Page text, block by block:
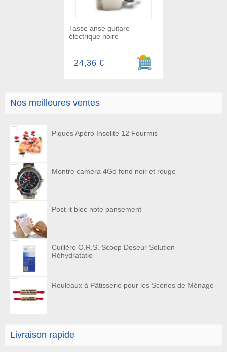
Nos meilleures ventes
Piques Apéro Insolite 12 Fourmis
Montre caméra 4Go fond noir et rouge
Post-it bloc note pansement
Cuillère O.R.S. Scoop Doseur Solution
Réhydratatio
Rouleaux à Pâtisserie pour les Scènes de Ménage
Livraison rapide
Tasse anse guitare
électrique noire
Ajouter au panier
24,36 €